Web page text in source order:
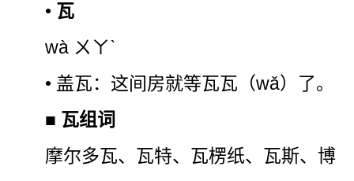
• 瓦
wà ㄨㄚˋ
• 盖瓦：这间房就等瓦瓦（wǎ）了。
■ 瓦组词
摩尔多瓦、瓦特、瓦楞纸、瓦斯、博